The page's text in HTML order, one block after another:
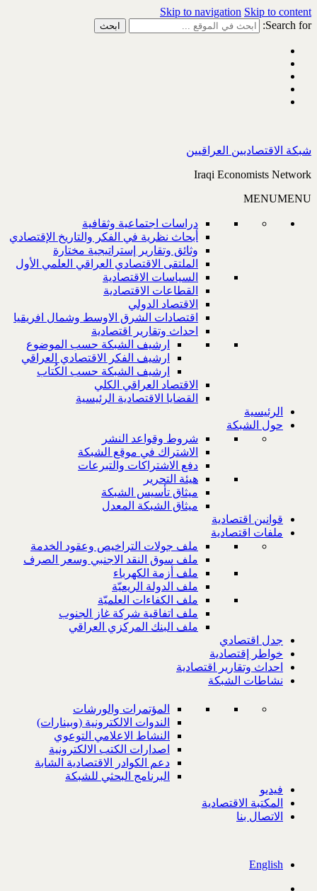
Skip to navigation Skip to content
Search for:
شبكة الاقتصاديين العراقيين
Iraqi Economists Network
MENUMENU
دراسات اجتماعية وثقافية
أبحاث نظرية في الفكر والتاريخ الإقتصادي
وثائق وتقارير إستراتيجية مختارة
الملتقى الاقتصادي العراقي العلمي الأول
السياسات الاقتصادية
القطاعات الاقتصادية
الاقتصاد الدولي
اقتصادات الشرق الاوسط وشمال افريقيا
احداث وتقارير اقتصادية
ارشيف الشبكة حسب الموضوع
ارشيف الفكر الاقتصادي العراقي
ارشيف الشبكة حسب الكُتاب
الاقتصاد العراقي الكلي
القضايا الاقتصادية الرئيسية
الرئيسية
حول الشبكة
شروط وقواعد النشر
الاشتراك في موقع الشبكة
دفع الاشتراكات والتبرعات
هيئة التحرير
ميثاق تأسيس الشبكة
ميثاق الشبكة المعدل
قوانين اقتصادية
ملفات اقتصادية
ملف جولات التراخيص وعقود الخدمة
ملف سوق النقد الاجنبي وسعر الصرف
ملف أزمة الكهرباء
ملف الدولة الريعيّة
ملف الكفاءات العلميّة
ملف اتفاقية شركة غاز الجنوب
ملف البنك المركزي العراقي
جدل اقتصادي
خواطر إقتصادية
احداث وتقارير اقتصادية
نشاطات الشبكة
المؤتمرات والورشات
الندوات الالكترونية (وبينارات)
النشاط الاعلامي التوعوي
اصدارات الكتب الالكترونية
دعم الكوادر الاقتصادية الشابة
البرنامج البحثي للشبكة
فيديو
المكتبة الاقتصادية
الاتصال بنا
English